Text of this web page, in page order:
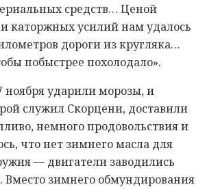
средств… Ценой
каторжных усилий нам удалось
дороги из кругляка…
побыстрее похолодало».
ноября ударили морозы, и
служил Скорцени, доставили
немного продовольствия и
что нет зимнего масла для
— двигатели заводились
Вместо зимнего обмундирования